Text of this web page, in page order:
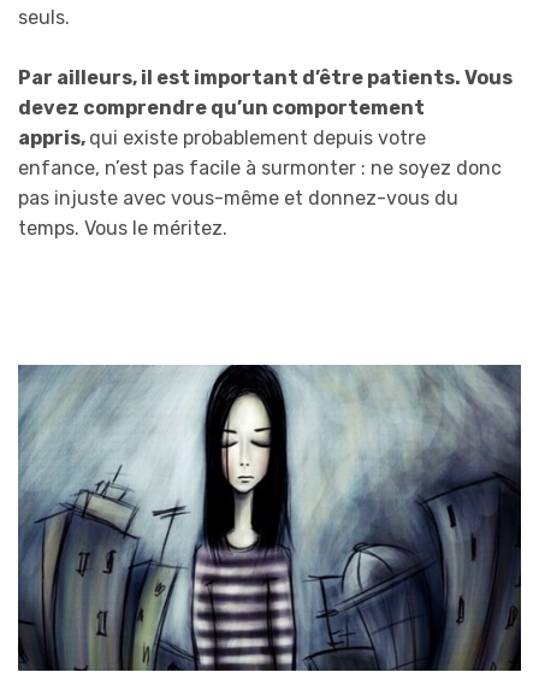
seuls.
Par ailleurs, il est important d’être patients. Vous
devez comprendre qu’un comportement
appris, qui existe probablement depuis votre
enfance, n’est pas facile à surmonter : ne soyez donc
pas injuste avec vous-même et donnez-vous du
temps. Vous le méritez.